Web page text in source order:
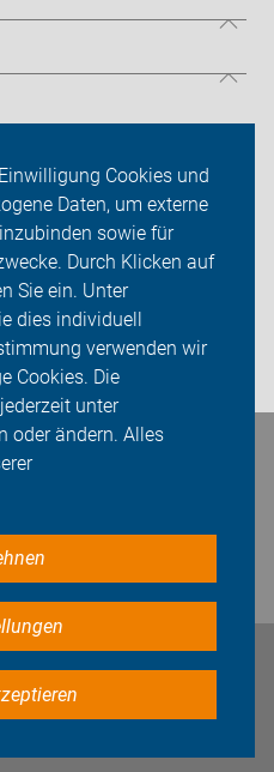
Cookies und
Daten, um externe
sowie für
Durch Klicken auf
Sie ein. Unter
dies individuell
verwenden wir
Cookies. Die
unter
oder ändern. Alles